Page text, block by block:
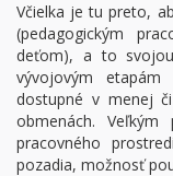
Včielka je tu preto,
(pedagogickým
deťom), a to
vývojovým
dostupné v menej
obmenách.
pracovného
pozadia, možnosť